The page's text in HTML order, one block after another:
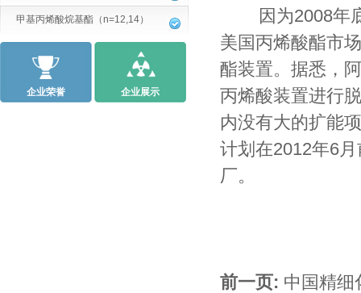
甲基丙烯酸烷基酯（n=12,14）
企业荣誉 企业展示
因为2008年
美国丙烯酸酯市
酯装置。据悉，
丙烯酸装置进行
内没有大的扩能
计划在2012年6
厂。
前一页: 中国精细